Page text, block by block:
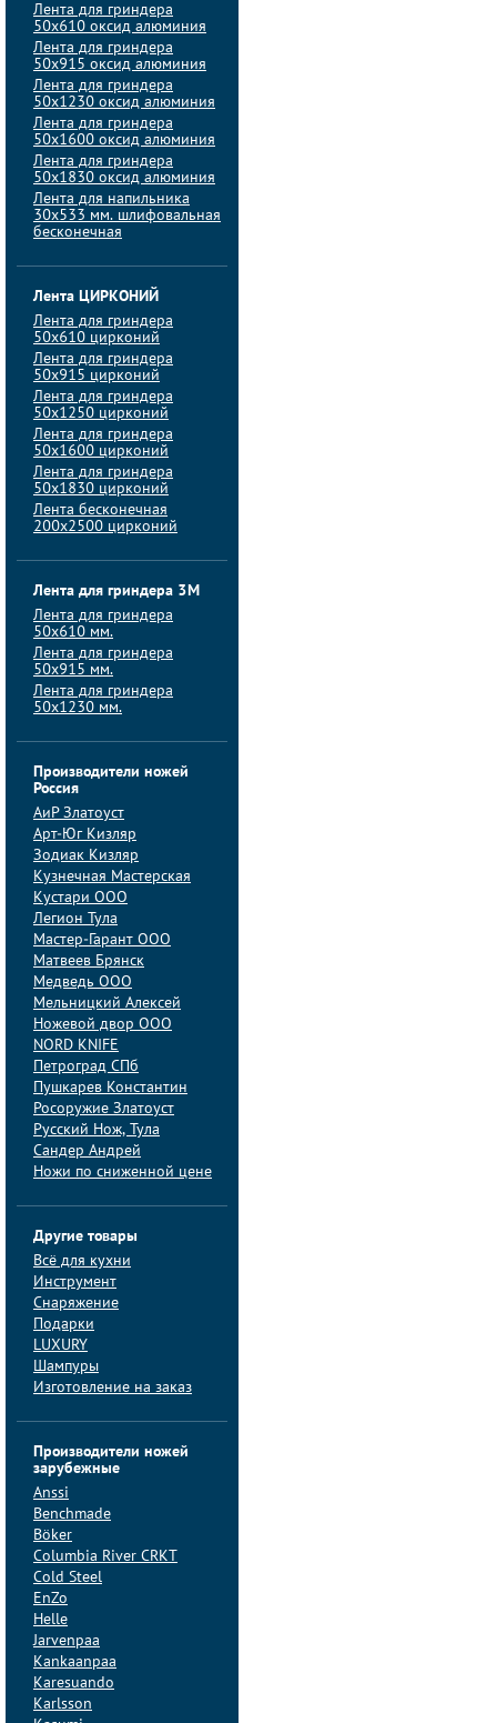
Лента для гриндера
50х610 оксид алюминия
Лента для гриндера
50х915 оксид алюминия
Лента для гриндера
50х1230 оксид алюминия
Лента для гриндера
50х1600 оксид алюминия
Лента для гриндера
50х1830 оксид алюминия
Лента для напильника
30х533 мм. шлифовальная
бесконечная
Лента ЦИРКОНИЙ
Лента для гриндера
50х610 цирконий
Лента для гриндера
50х915 цирконий
Лента для гриндера
50х1250 цирконий
Лента для гриндера
50х1600 цирконий
Лента для гриндера
50x1830 цирконий
Лента бесконечная
200х2500 цирконий
Лента для гриндера 3M
Лента для гриндера
50x610 мм.
Лента для гриндера
50x915 мм.
Лента для гриндера
50x1230 мм.
Производители ножей
Россия
АиP Златоуст
Арт-Юг Кизляр
Зодиак Кизляр
Кузнечная Мастерская
Кустари ООО
Легион Тула
Мастер-Гарант ООО
Матвеев Брянск
Медведь ООО
Мельницкий Алексей
Ножевой двор ООО
NORD KNIFE
Петроград СПб
Пушкарев Константин
Росоружие Златоуст
Русский Нож, Тула
Сандер Андрей
Ножи по сниженной цене
Другие товары
Всё для кухни
Инструмент
Снаряжение
Подарки
LUXURY
Шампуры
Изготовление на заказ
Производители ножей
зарубежные
Anssi
Benchmade
Böker
Columbia River CRKT
Cold Steel
EnZo
Helle
Jarvenpaa
Kankaanpaa
Karesuando
Karlsson